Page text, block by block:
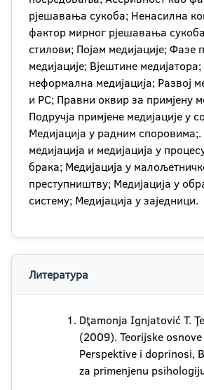
рјешавања сукоба; Ненасилна
фактор мирног рјешавања
стилови; Појам медијације; Фазе
медијације; Вјештине
неформална медијација; Развој
и РС; Правни оквир за примјену
Подручја примјене медијације у
Медијација у радним
медијација и медијација у
брака; Медијација у
преступништву; Медијација у
систему; Медијација у заједници.
Литература
Dţamonja Ignjatović T.
(2009). Teorijske
Perspektive i doprinosi,
za primenjenu